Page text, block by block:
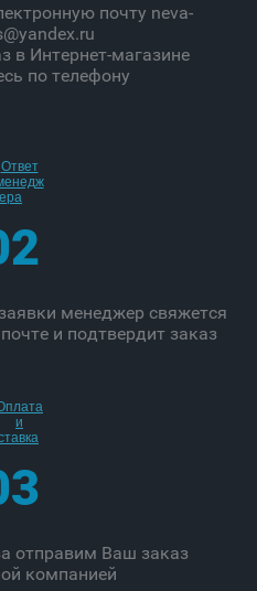
почту neva-
в Интернет-магазине
по телефону
менеджер свяжется
и подтвердит заказ
отправим Ваш заказ
компанией